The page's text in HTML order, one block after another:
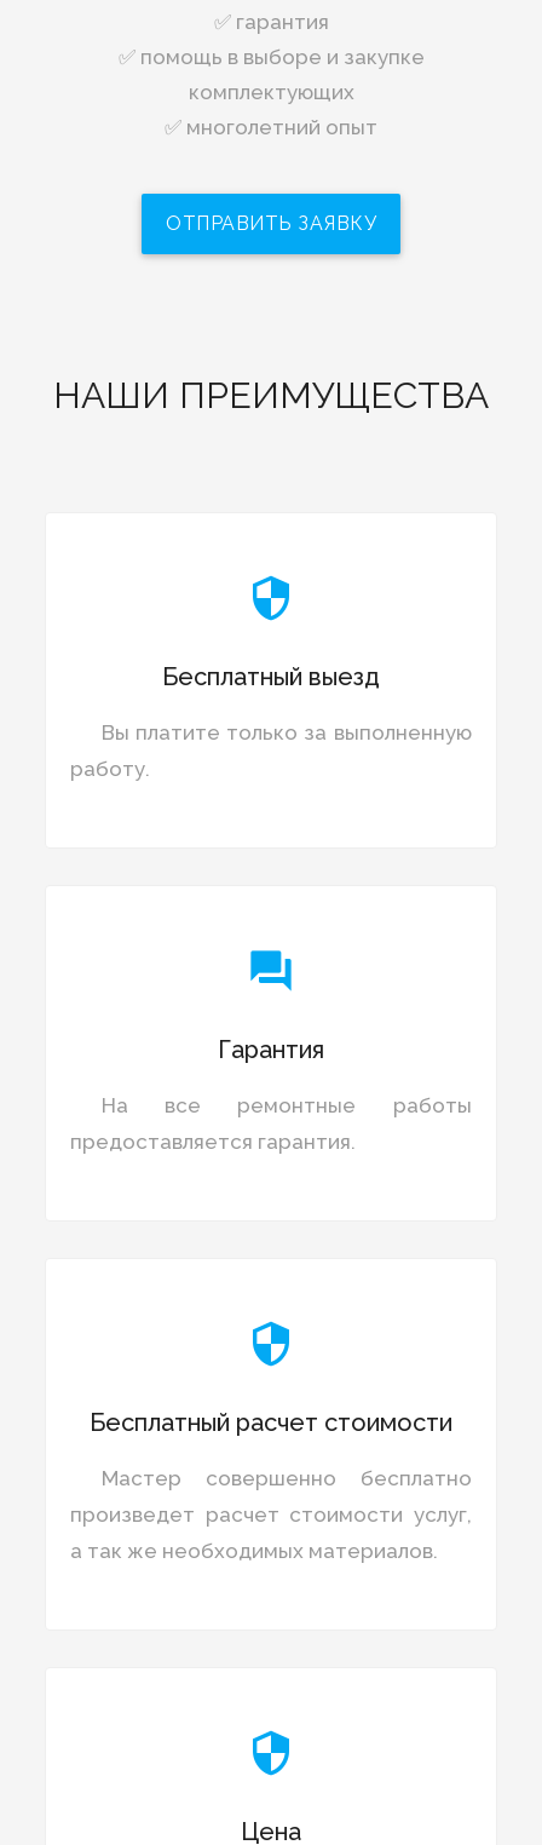
✅ гарантия
✅ помощь в выборе и закупке
комплектующих
✅ многолетний опыт
ОТПРАВИТЬ ЗАЯВКУ
НАШИ ПРЕИМУЩЕСТВА

Бесплатный выезд
Вы платите только за выполненную
работу.

Гарантия
На все ремонтные работы
предоставляется гарантия.

Бесплатный расчет стоимости
Мастер совершенно бесплатно
произведет расчет стоимости услуг,
а так же необходимых материалов.

Цена